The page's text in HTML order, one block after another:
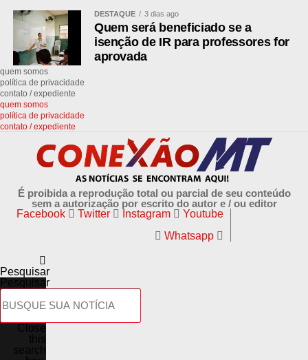
DESTAQUE 3 dias ago
Quem será beneficiado se a
isenção de IR para professores for
aprovada
quem somos
política de privacidade
contato / expediente
quem somos
política de privacidade
contato / expediente
É proibida a reprodução total ou parcial de seu conteúdo
sem a autorização por escrito do autor e / ou editor
Facebook
Twitter Instagram
Youtube
Whatsapp
Pesquisar
Pesquisar